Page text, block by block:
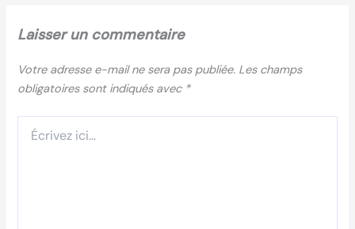
Laisser un commentaire
Votre adresse e-mail ne sera pas publiée. Les champs
obligatoires sont indiqués avec *
ici…